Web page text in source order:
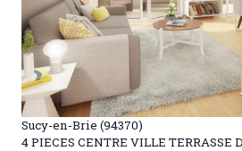
Sucy-en-Brie (94370)
4 PIECES CENTRE VILLE TERRASSE